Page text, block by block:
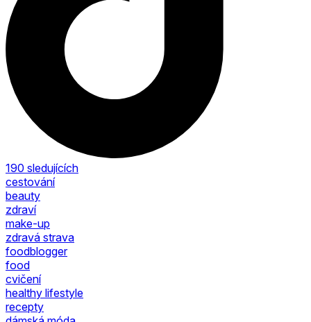
190 sledujících
cestování
beauty
zdraví
make-up
zdravá strava
foodblogger
food
cvičení
healthy lifestyle
recepty